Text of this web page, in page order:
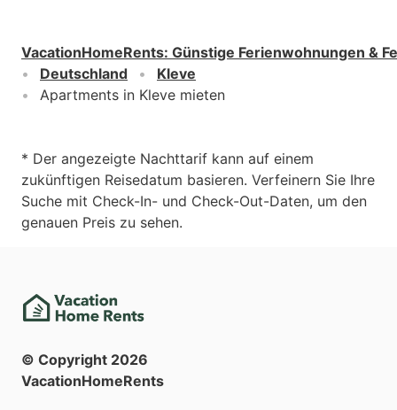
VacationHomeRents: Günstige Ferienwohnungen &
Deutschland
Kleve
Apartments in Kleve mieten
* Der angezeigte Nachttarif kann auf einem
zukünftigen Reisedatum basieren. Verfeinern Sie Ihre
Suche mit Check-In- und Check-Out-Daten, um den
genauen Preis zu sehen.
© Copyright 2026
VacationHomeRents